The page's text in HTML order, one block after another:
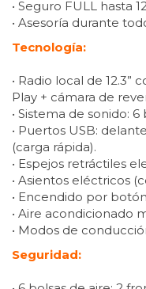
• Seguro FULL hasta
• Asesoría durante
Tecnología:
• Radio local de
Play + cámara de
• Sistema de sonido: 6
• Puertos USB:
(carga rápida).
• Espejos retráctiles
• Asientos eléctricos
• Encendido por
• Aire acondicionado
• Modos de
Seguridad: